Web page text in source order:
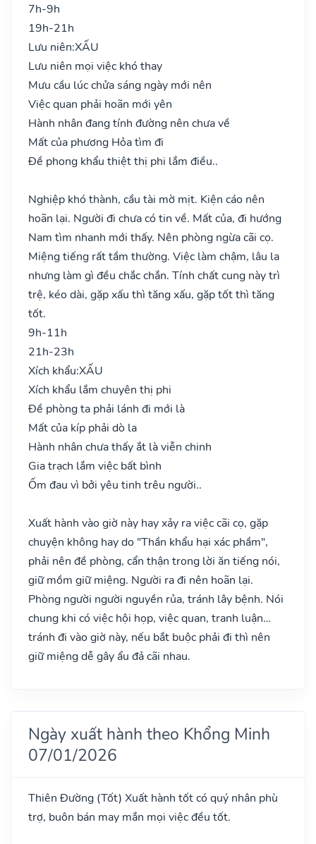
7h-9h
19h-21h
Lưu niên:XẤU
Lưu niên mọi việc khó thay
Mưu cầu lúc chửa sáng ngày mới nên
Việc quan phải hoãn mới yên
Hành nhân đang tính đường nên chưa về
Mất của phương Hỏa tìm đi
Đề phong khẩu thiệt thị phi lắm điều..
Nghiệp khó thành, cầu tài mờ mịt. Kiện cáo nên
hoãn lại. Người đi chưa có tin về. Mất của, đi hướng
Nam tìm nhanh mới thấy. Nên phòng ngừa cãi cọ.
Miệng tiếng rất tầm thường. Việc làm chậm, lâu la
nhưng làm gì đều chắc chắn. Tính chất cung này trì
trệ, kéo dài, gặp xấu thì tăng xấu, gặp tốt thì tăng
tốt.
9h-11h
21h-23h
Xích khẩu:XẤU
Xích khẩu lắm chuyên thị phi
Đề phòng ta phải lánh đi mới là
Mất của kíp phải dò la
Hành nhân chưa thấy ắt là viễn chinh
Gia trạch lắm việc bất bình
Ốm đau vì bởi yêu tinh trêu người..
Xuất hành vào giờ này hay xảy ra việc cãi cọ, gặp
chuyện không hay do "Thần khẩu hại xác phầm",
phải nên đề phòng, cẩn thận trong lời ăn tiếng nói,
giữ mồm giữ miệng. Người ra đi nên hoãn lại.
Phòng người người nguyền rủa, tránh lây bệnh. Nói
chung khi có việc hội họp, việc quan, tranh luận…
tránh đi vào giờ này, nếu bắt buộc phải đi thì nên
giữ miệng dễ gây ẩu đả cãi nhau.
Ngày xuất hành theo Khổng Minh
07/01/2026
Thiên Đường (Tốt) Xuất hành tốt có quý nhân phù
trợ, buôn bán may mắn mọi việc đều tốt.